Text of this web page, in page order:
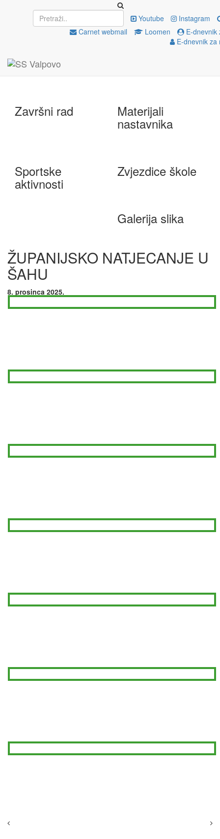
Youtube
Instagram
Carnet webmail
Loomen
E-dnevnik
E-dnevnik za
Upisi EU projekti
e-Škole
Završni rad Materijali
nastavnika
Sportske
aktivnosti
Zvjezdice škole
Galerija slika
ŽUPANIJSKO NATJECANJE U
ŠAHU
8. prosinca 2025.